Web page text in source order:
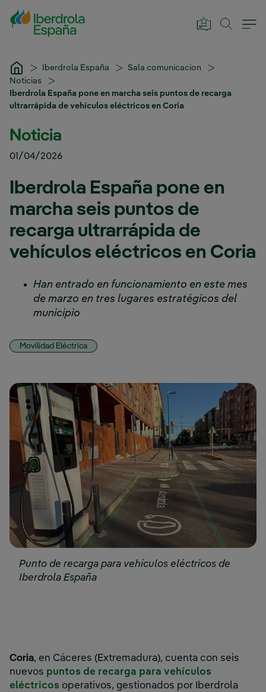
Saltar al contenido principal
Iberdrola España
Sala comunicacion
Noticias
Iberdrola España pone en marcha seis puntos de recarga
ultrarrápida de vehículos eléctricos en Coria
Noticia
01/04/2026
Iberdrola España pone en
marcha seis puntos de
recarga ultrarrápida de
vehículos eléctricos en Coria
Han entrado en funcionamiento en este mes
de marzo en tres lugares estratégicos del
municipio
Movilidad Eléctrica
Punto de recarga para vehículos eléctricos de
Iberdrola España
Coria, en Cáceres (Extremadura), cuenta con seis
nuevos puntos de recarga para vehículos
eléctricos operativos, gestionados por Iberdrola